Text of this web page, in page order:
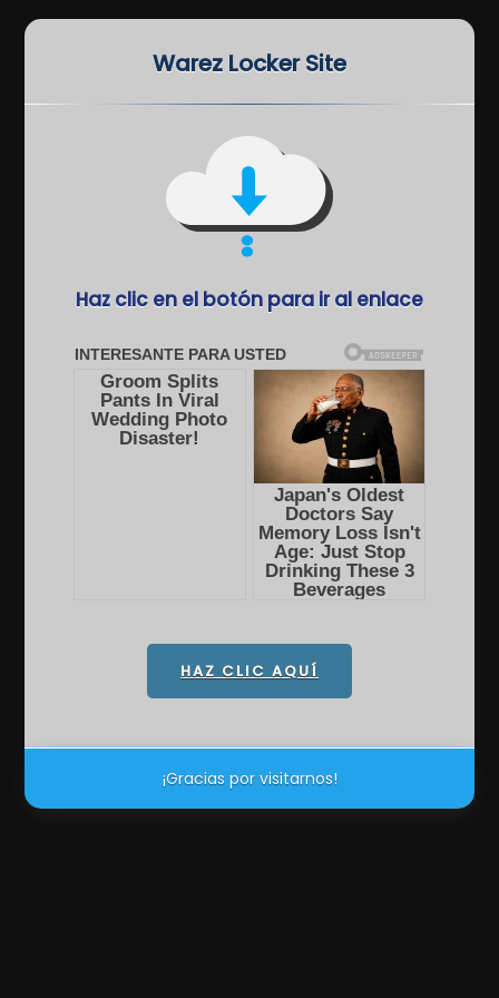
Warez Locker Site
Haz clic en el botón para ir al enlace
HAZ CLIC AQUÍ
¡Gracias por visitarnos!